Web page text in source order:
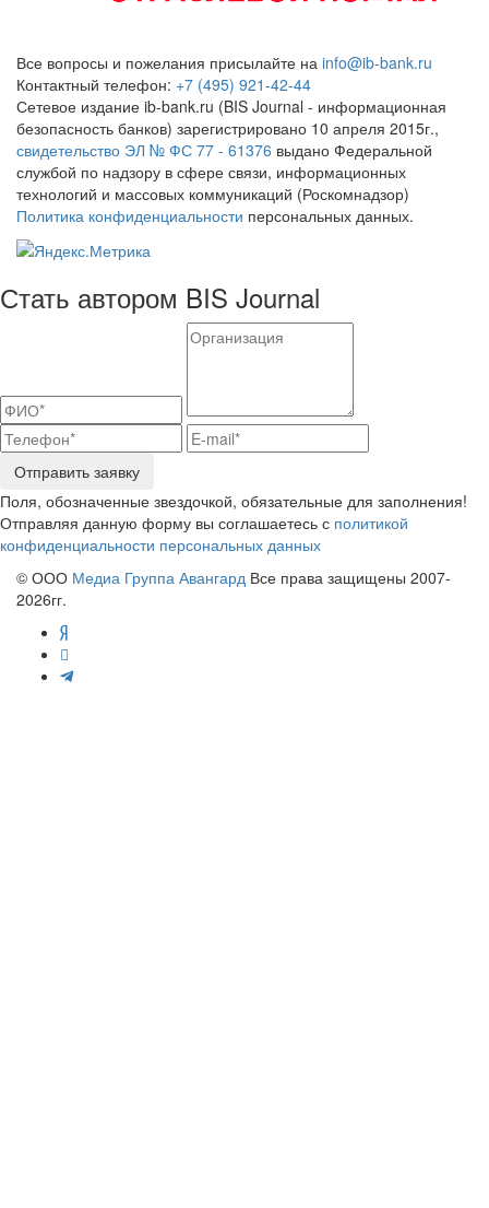
Все вопросы и пожелания присылайте на info@ib-bank.ru
Контактный телефон: +7 (495) 921-42-44
Сетевое издание ib-bank.ru (BIS Journal - информационная
безопасность банков) зарегистрировано 10 апреля 2015г.,
свидетельство ЭЛ № ФС 77 - 61376 выдано Федеральной
службой по надзору в сфере связи, информационных
технологий и массовых коммуникаций (Роскомнадзор)
Политика конфиденциальности персональных данных.
Стать автором BIS Journal
Отправить заявку
Поля, обозначенные звездочкой, обязательные для заполнения!
Отправляя данную форму вы соглашаетесь с политикой
конфиденциальности персональных данных
© ООО Медиа Группа Авангард Все права защищены 2007-
2026гг.